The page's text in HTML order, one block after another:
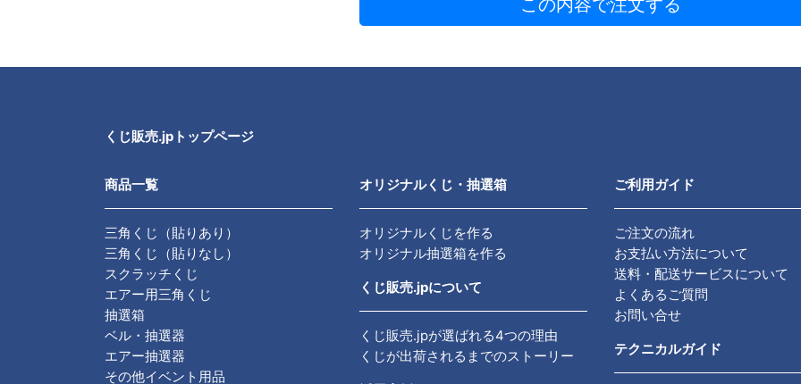
この内容で注文する
くじ販売.jpトップページ
商品一覧
三角くじ（貼りあり）
三角くじ（貼りなし）
スクラッチくじ
エアー用三角くじ
抽選箱
ベル・抽選器
エアー抽選器
その他イベント用品
オリジナルくじ・抽選箱
オリジナルくじを作る
オリジナル抽選箱を作る
くじ販売.jpについて
くじ販売.jpが選ばれる4つの理由
くじが出荷されるまでのストーリー
ご利用ガイド
ご注文の流れ
お支払い方法について
送料・配送サービスについて
よくあるご質問
お問い合せ
テクニカルガイド